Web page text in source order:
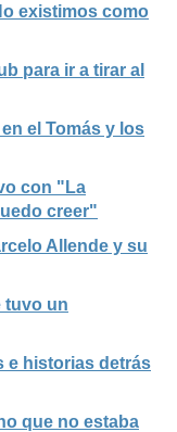
existimos como
para ir a tirar al
el Tomás y los
con "La
creer"
Allende y su
tuvo un
e historias detrás
que no estaba